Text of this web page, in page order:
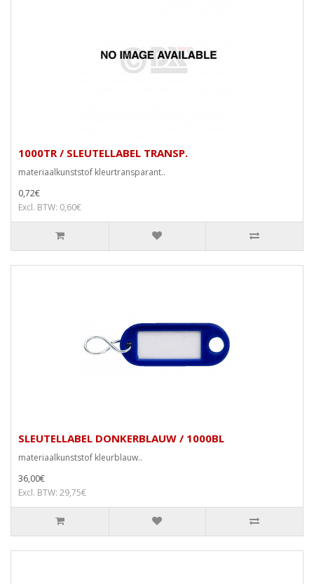
1000TR / SLEUTELLABEL TRANSP.
materiaalkunststof kleurtransparant..
0,72€
Excl. BTW: 0,60€
SLEUTELLABEL DONKERBLAUW / 1000BL
materiaalkunststof kleurblauw..
36,00€
Excl. BTW: 29,75€